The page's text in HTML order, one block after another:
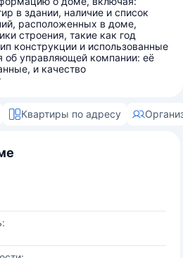
в здании, наличие и список
расположенных в доме,
строения, такие как год
конструкции и использованные
об управляющей компании: её
и качество
Квартиры по адресу